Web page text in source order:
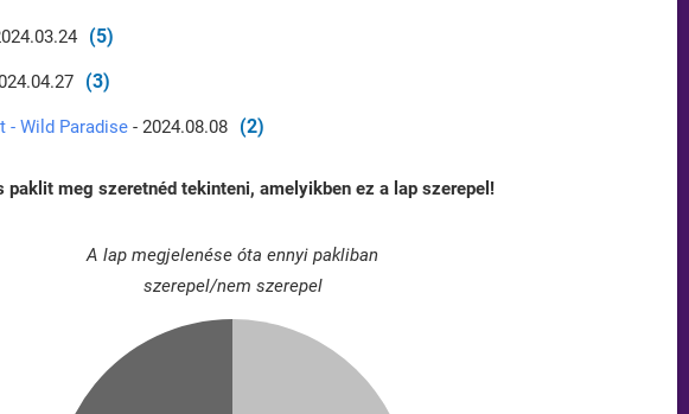
(5)
(3)
- Wild Paradise - 2024.08.08 (2)
paklit meg szeretnéd tekinteni, amelyikben ez a lap szerepel!
A lap megjelenése óta ennyi pakliban
szerepel/nem szerepel